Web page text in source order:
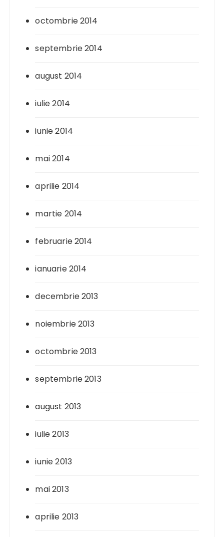
octombrie 2014
septembrie 2014
august 2014
iulie 2014
iunie 2014
mai 2014
aprilie 2014
martie 2014
februarie 2014
ianuarie 2014
decembrie 2013
noiembrie 2013
octombrie 2013
septembrie 2013
august 2013
iulie 2013
iunie 2013
mai 2013
aprilie 2013